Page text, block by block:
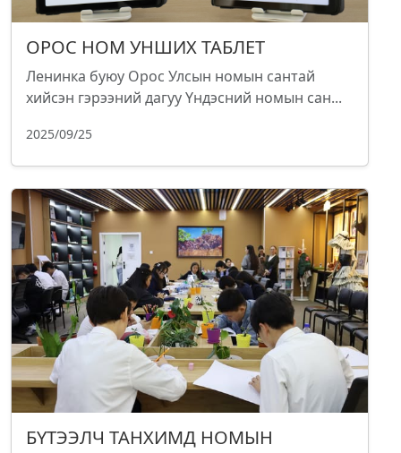
ОРОС НОМ УНШИХ ТАБЛЕТ
Ленинка буюу Орос Улсын номын сантай
хийсэн гэрээний дагуу Үндэсний номын сан...
2025/09/25
БҮТЭЭЛЧ ТАНХИМД НОМЫН